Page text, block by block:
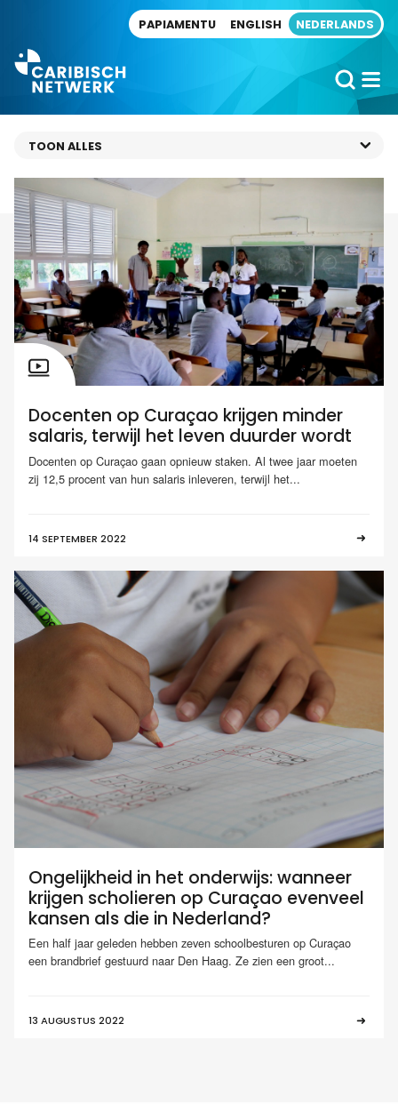
PAPIAMENTU ENGLISH NEDERLANDS
Docenten op Curaçao krijgen minder
salaris, terwijl het leven duurder wordt
Docenten op Curaçao gaan opnieuw staken. Al twee jaar moeten
zij 12,5 procent van hun salaris inleveren, terwijl het...
14 SEPTEMBER 2022
Ongelijkheid in het onderwijs: wanneer
krijgen scholieren op Curaçao evenveel
kansen als die in Nederland?
Een half jaar geleden hebben zeven schoolbesturen op Curaçao
een brandbrief gestuurd naar Den Haag. Ze zien een groot...
13 AUGUSTUS 2022